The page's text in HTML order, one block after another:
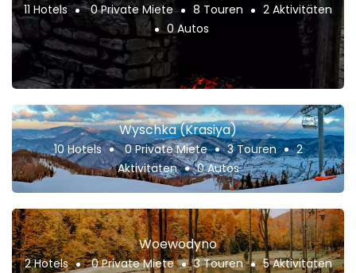
11 Hotels 0 Private Miete 8 Touren
2 Aktivitäten
0 Autos
Wyschka (Krasiya)
10 Hotels 0 Private Miete 3 Touren
2
Aktivitäten
0 Autos
Woewodyno
2 Hotels 0 Private Miete 3 Touren
5 Aktivitäten